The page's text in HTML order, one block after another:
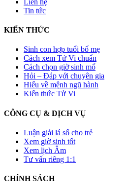
Tin tức
KIẾN THỨC
Sinh con hợp tuổi bố mẹ
Cách xem Tử Vi chuẩn
Cách chọn giờ sinh mổ
Hỏi – Đáp với chuyên gia
Hiểu về mệnh ngũ hành
Kiến thức Tử Vi
CÔNG CỤ & DỊCH VỤ
Luận giải lá số cho trẻ
Xem giờ sinh tốt
Xem lịch Âm
Tư vấn riêng 1:1
CHÍNH SÁCH